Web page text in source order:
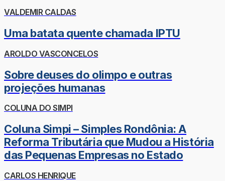
VALDEMIR CALDAS
Uma batata quente chamada IPTU
AROLDO VASCONCELOS
Sobre deuses do olimpo e outras
projeções humanas
COLUNA DO SIMPI
Coluna Simpi – Simples Rondônia: A
Reforma Tributária que Mudou a História
das Pequenas Empresas no Estado
CARLOS HENRIQUE